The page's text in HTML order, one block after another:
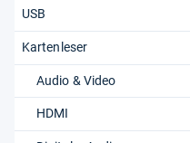
USB
Kartenleser
Audio & Video
HDMI